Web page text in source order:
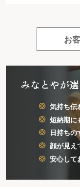
お
みなとやが
気持ち伝
短納期に
日持ちの
顔が見え
安心して